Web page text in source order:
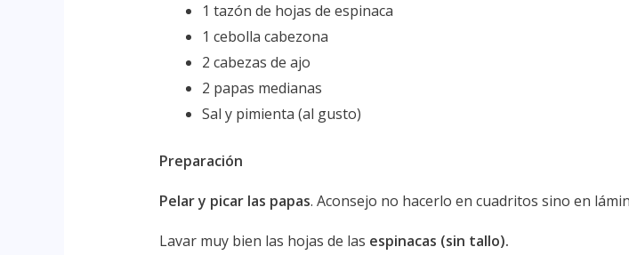
1 tazón de hojas de espinaca
1 cebolla cabezona
2 cabezas de ajo
2 papas medianas
Sal y pimienta (al gusto)
Preparación
Pelar y picar las papas. Aconsejo no hacerlo en cuadritos sino en
Lavar muy bien las hojas de las espinacas (sin tallo).